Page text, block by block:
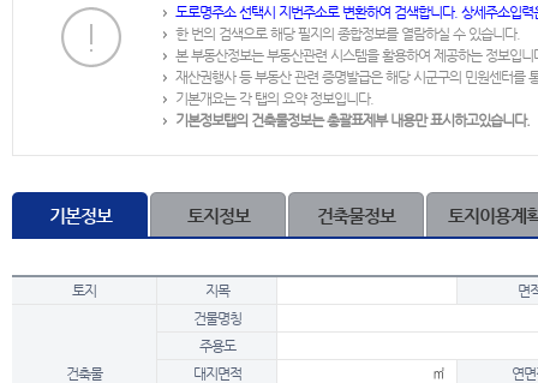
도로명주소 선택시 지번주소로 변환하여 검색합니다. 상세주소입
한 번의 검색으로 해당 필지의 종합정보를 열람하실 수 있습니다.
본 부동산정보는 부동산관련 시스템을 활용하여 제공하는 정보입니
재산권행사 등 부동산 관련 증명발급은 해당 시군구의 민원센터를
기본개요는 각 탭의 요약 정보입니다.
기본정보탭의 건축물정보는 총괄표제부 내용만 표시하고있습니다.
기본정보 토지정보 건축물정보 토지이용계
토지 지목 면
건축물
건물명칭
주용도
대지면적
㎡
연